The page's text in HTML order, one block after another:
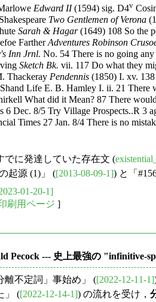
Edward II(1594) sig. D4v
Two Gentlemen of Verona
Sarah & Hagar(1649) 108 So the
FartherAdventures Robinson
Inn Jrnl. No. 54 There is no going
Sketch Bk. vii. 117 Do what they
Thackeray Pendennis (1850) I. xv. 138
Life E. B. Hamley I. ii. 21 There
What did it Mean? 87 There
6 Dec. 8/5 Try Village Prospects..R 3
Times 27 Jan. 8/4 There is no
に発達していた存在文 (
起源 (1)」 ([2013-08-09-1]) と「
01-20-1]
刷用ページ ]
Pecock --- 史上最強の "infinitive-
離不定詞」事始め」 ([2022-12-11-1]
」 ([2022-12-14-1]) の流れを受け，